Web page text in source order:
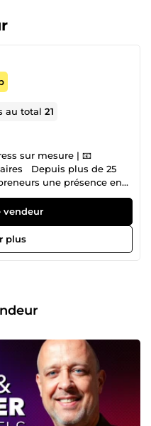
au total21
sur mesure | 📧
Depuis plus de 25
une présence en
pour eux, jour et nuit.
accélérer la
garantir un résultat que
stratégique, humain, et
Un site web qui
avec vos clients
Webdesigner Front-end ⭐
délais toujours
👉 Contactez-
vendeur
plus